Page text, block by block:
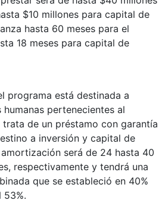
$10 millones para capital de
hasta 60 meses para el
18 meses para capital de
programa está destinada a
pertenecientes al
trata de un préstamo con garantía
a inversión y capital de
será de 24 hasta 40
respectivamente y tendrá una
que se estableció en 40%
53%.